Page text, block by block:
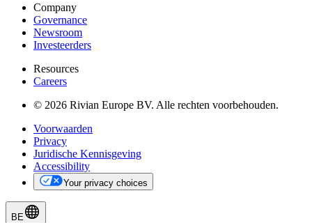
Company
Governance
Newsroom
Investeerders
Resources
Careers
© 2026 Rivian Europe BV. Alle rechten voorbehouden.
Voorwaarden
Privacy
Juridische Kennisgeving
Accessibility
Your privacy choices
BE